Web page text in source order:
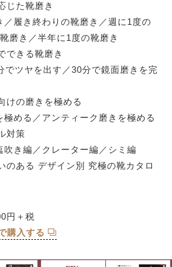
じた靴磨き
／履き終わりの靴磨き／週に1度の
磨き／半年に1度の靴磨き
できる靴磨き
でツヤを出す／30分で鏡面磨きを完
けの磨きを極める
極める／アンティーク磨きを極める
対策
吹き編／クレーター編／シミ編
のある デザイン別 究極の靴カタロ
円＋税
購入する